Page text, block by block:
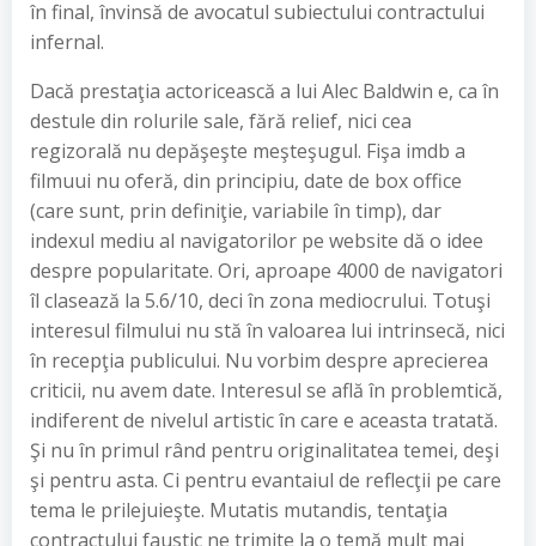
în final, învinsă de avocatul subiectului contractului
infernal.
Dacă prestaţia actoricească a lui Alec Baldwin e, ca în
destule din rolurile sale, fără relief, nici cea
regizorală nu depăşeşte meşteşugul. Fişa imdb a
filmuui nu oferă, din principiu, date de box office
(care sunt, prin definiţie, variabile în timp), dar
indexul mediu al navigatorilor pe website dă o idee
despre popularitate. Ori, aproape 4000 de navigatori
îl clasează la 5.6/10, deci în zona mediocrului. Totuşi
interesul filmului nu stă în valoarea lui intrinsecă, nici
în recepţia publicului. Nu vorbim despre aprecierea
criticii, nu avem date. Interesul se află în problemtică,
indiferent de nivelul artistic în care e aceasta tratată.
Şi nu în primul rând pentru originalitatea temei, deşi
şi pentru asta. Ci pentru evantaiul de reflecţii pe care
tema le prilejuieşte. Mutatis mutandis, tentaţia
contractului faustic ne trimite la o temă mult mai